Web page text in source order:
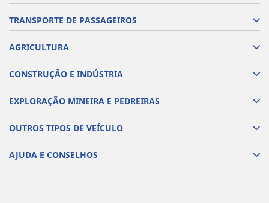
TRANSPORTE DE PASSAGEIROS
AGRICULTURA
CONSTRUÇÃO E INDÚSTRIA
EXPLORAÇÃO MINEIRA E PEDREIRAS
OUTROS TIPOS DE VEÍCULO
AJUDA E CONSELHOS